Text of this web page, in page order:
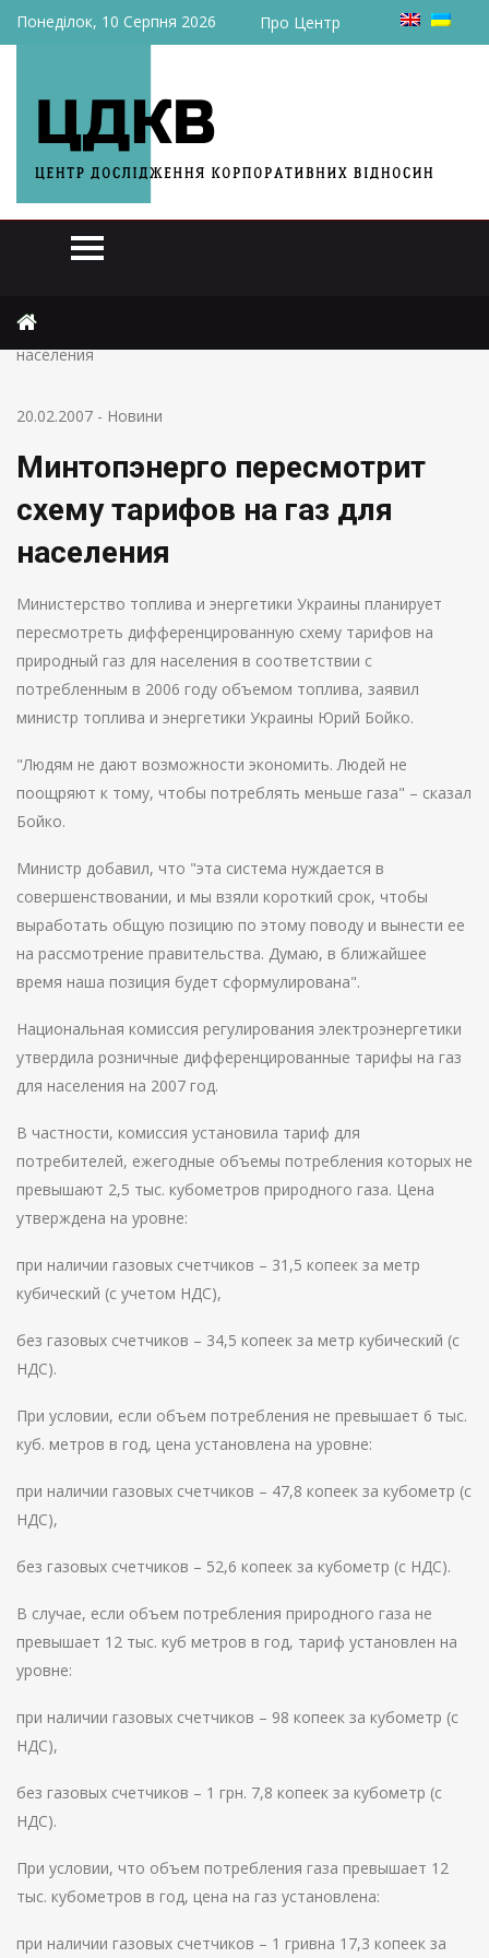
Понеділок, 10 Серпня 2026 Про Центр
Минтопэнерго пересмотрит схему тарифов на газ для
населения
20.02.2007 - Новини
Минтопэнерго пересмотрит
схему тарифов на газ для
населения
Министерство топлива и энергетики Украины планирует
пересмотреть дифференцированную схему тарифов на
природный газ для населения в соответствии с
потребленным в 2006 году объемом топлива, заявил
министр топлива и энергетики Украины Юрий Бойко.
"Людям не дают возможности экономить. Людей не
поощряют к тому, чтобы потреблять меньше газа" – сказал
Бойко.
Министр добавил, что "эта система нуждается в
совершенствовании, и мы взяли короткий срок, чтобы
выработать общую позицию по этому поводу и вынести ее
на рассмотрение правительства. Думаю, в ближайшее
время наша позиция будет сформулирована".
Национальная комиссия регулирования электроэнергетики
утвердила розничные дифференцированные тарифы на газ
для населения на 2007 год.
В частности, комиссия установила тариф для
потребителей, ежегодные объемы потребления которых не
превышают 2,5 тыс. кубометров природного газа. Цена
утверждена на уровне:
при наличии газовых счетчиков – 31,5 копеек за метр
кубический (с учетом НДС),
без газовых счетчиков – 34,5 копеек за метр кубический (с
НДС).
При условии, если объем потребления не превышает 6 тыс.
куб. метров в год, цена установлена на уровне:
при наличии газовых счетчиков – 47,8 копеек за кубометр (с
НДС),
без газовых счетчиков – 52,6 копеек за кубометр (с НДС).
В случае, если объем потребления природного газа не
превышает 12 тыс. куб метров в год, тариф установлен на
уровне:
при наличии газовых счетчиков – 98 копеек за кубометр (с
НДС),
без газовых счетчиков – 1 грн. 7,8 копеек за кубометр (с
НДС).
При условии, что объем потребления газа превышает 12
тыс. кубометров в год, цена на газ установлена:
при наличии газовых счетчиков – 1 гривна 17,3 копеек за